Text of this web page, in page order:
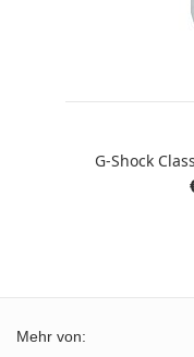
G-Shock
Mehr von: